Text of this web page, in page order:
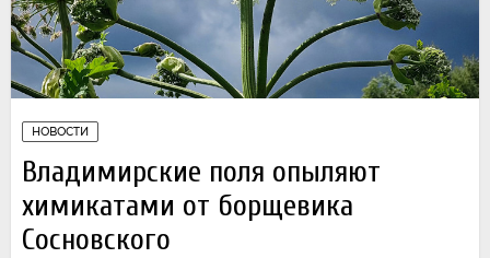
НОВОСТИ
Владимирские поля опыляют
химикатами от борщевика
Сосновского